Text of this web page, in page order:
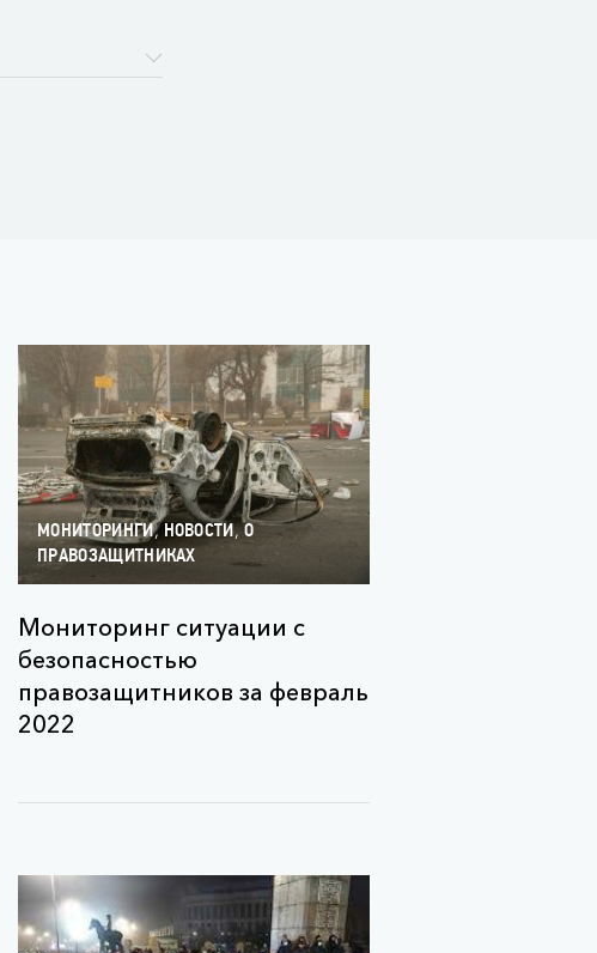
МОНИТОРИНГИ,НОВОСТИ,О
ПРАВОЗАЩИТНИКАХ
Мониторинг ситуации с
безопасностью
правозащитников за февраль
2022